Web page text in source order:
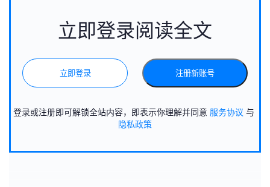
立即登录阅读全文
立即登录 注册新账号
登录或注册即可解锁全站内容，即表示你理解并同意 服务协议 与
隐私政策